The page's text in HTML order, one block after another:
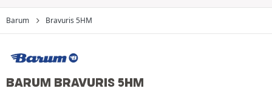
Barum Bravuris 5HM
BARUM BRAVURIS 5HM